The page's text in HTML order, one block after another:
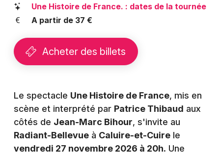
Foires & salons
Concerts
Soirées
Sorties famille
Expos
Montpellier
Nice
Strasbourg
Toulouse
Toutes les villes
Une Histoire de France. : dates de la tournée
A partir de 37 €
Acheter des billets
Le spectacle Une Histoire de France, mis en
scène et interprété par Patrice Thibaud aux
côtés de Jean-Marc Bihour, s'invite au
Radiant-Bellevue à Caluire-et-Cuire le
vendredi 27 novembre 2026 à 20h. Une